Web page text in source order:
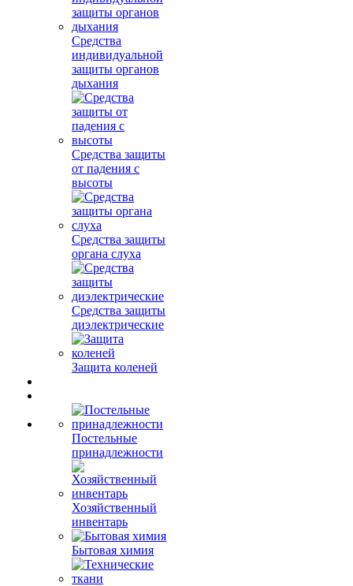
Средства
индивидуальной
защиты органов
дыхания
Средства защиты
от падения с
высоты
Средства защиты
органа слуха
Средства защиты
диэлектрические
Защита коленей
Постельные
принадлежности
Хозяйственный
инвентарь
Бытовая химия